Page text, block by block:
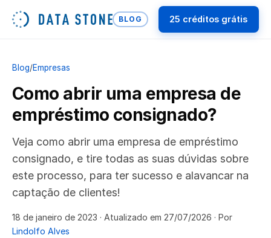
BLOG 25 créditos grátis
Blog/Empresas
Como abrir uma empresa de
empréstimo consignado?
Veja como abrir uma empresa de empréstimo
consignado, e tire todas as suas dúvidas sobre
este processo, para ter sucesso e alavancar na
captação de clientes!
18 de janeiro de 2023 · Atualizado em 27/07/2026 · Por
Lindolfo Alves